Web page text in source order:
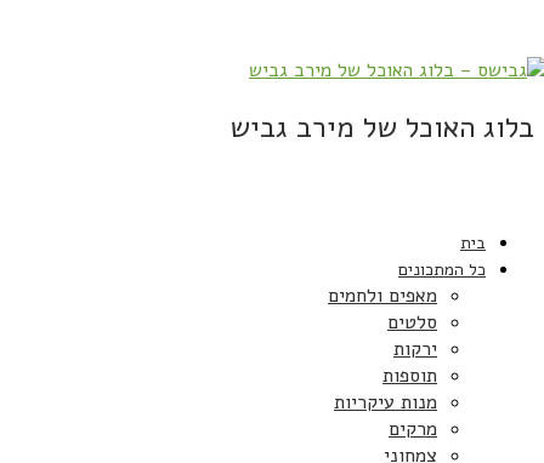
בלוג האוכל של מירב גביש
בית
כל המתכונים
מאפים ולחמים
סלטים
ירקות
תוספות
מנות עיקריות
מרקים
צמחוני